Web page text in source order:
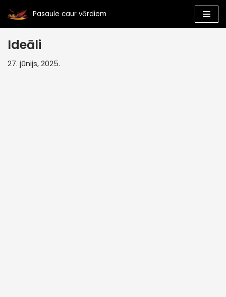
Skip
to
Pasaule caur vārdiem
Ideāli
27. jūnijs, 2025.